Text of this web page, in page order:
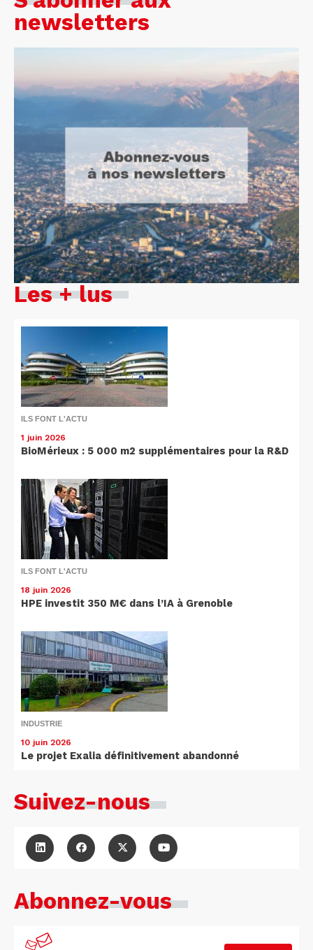
newsletters
Les + lus
ILS FONT L'ACTU
1 juin 2026
BioMérieux : 5 000 m2 supplémentaires pour la R&D
ILS FONT L'ACTU
18 juin 2026
HPE investit 350 M€ dans l’IA à Grenoble
INDUSTRIE
10 juin 2026
Le projet Exalia définitivement abandonné
Suivez-nous
Abonnez-vous